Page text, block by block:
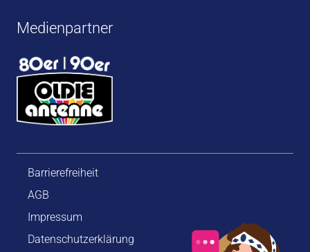
Medienpartner
Barrierefreiheit
AGB
Impressum
Datenschutzerklärung